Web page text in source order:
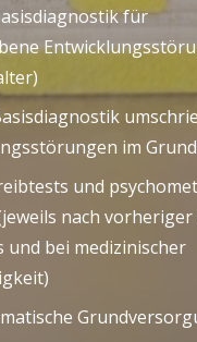
für
im
und
nach
und bei medizinischer